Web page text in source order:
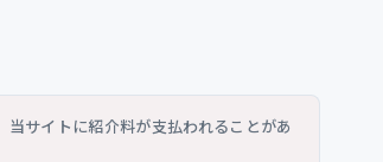
サイトに紹介料が支払われることがあ